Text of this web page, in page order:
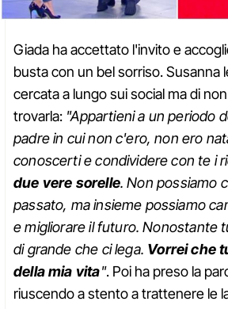
Giada ha accettato l'invito e
busta con un bel sorriso. Susanna
cercata a lungo sui social ma di
trovarla: "Appartieni a un periodo
padre in cui non c'ero, non ero
conoscerti e condividere con te i
due vere sorelle. Non possiamo
passato, ma insieme possiamo
e migliorare il futuro. Nonostante
di grande che ci lega. Vorrei che
della mia vita". Poi ha preso la
riuscendo a stento a trattenere le